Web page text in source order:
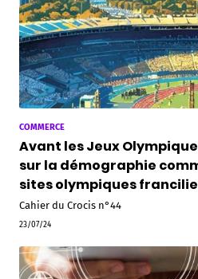
COMMERCE
Avant les Jeux
sur la démographie
sites olympiques
Cahier du Crocis n°44
23/07/24